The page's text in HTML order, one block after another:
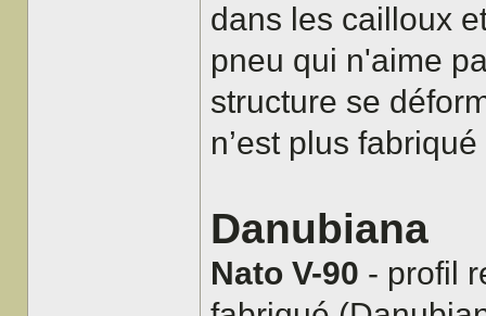
dans les cailloux
pneu qui n'aime
structure se
n’est plus fabriqué
Danubiana
Nato V-90 - profil